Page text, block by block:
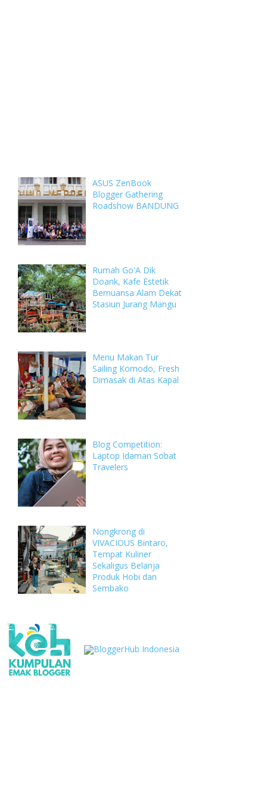
ASUS ZenBook
Blogger Gathering
Roadshow BANDUNG
Rumah Go'A Dik
Doank, Kafe Estetik
Bernuansa Alam Dekat
Stasiun Jurang Mangu
Menu Makan Tur
Sailing Komodo, Fresh
Dimasak di Atas Kapal
Blog Competition:
Laptop Idaman Sobat
Travelers
Nongkrong di
VIVACIOUS Bintaro,
Tempat Kuliner
Sekaligus Belanja
Produk Hobi dan
Sembako